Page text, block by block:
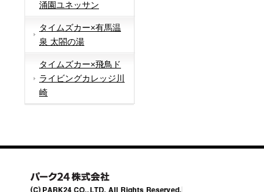
涌園ユネッサン
タイムズカー×有馬温
泉 太閤の湯
タイムズカー×飛鳥ド
ライビングカレッジ川
崎